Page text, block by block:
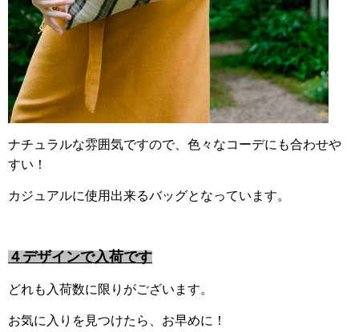
ナチュラルな雰囲気ですので、色々なコーデにも合わせや
すい！
カジュアルに使用出来るバッグとなっています。
４デザインで入荷です
どれも入荷数に限りがございます。
お気に入りを見つけたら、お早めに！